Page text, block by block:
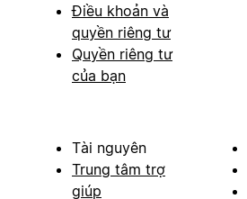
Điều khoản và
quyền riêng tư
Quyền riêng tư
của bạn
Tài nguyên
Trung tâm trợ
giúp